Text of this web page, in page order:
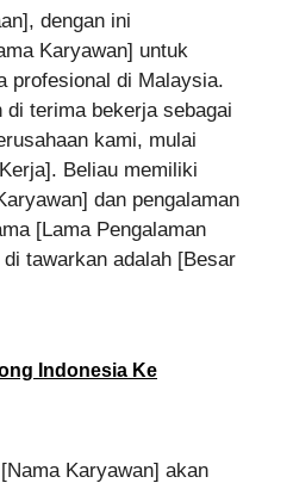
dengan ini
Karyawan] untuk
profesional di Malaysia.
di terima bekerja sebagai
kami, mulai
Beliau memiliki
dan pengalaman
[Lama Pengalaman
tawarkan adalah [Besar
Indonesia Ke
Karyawan] akan